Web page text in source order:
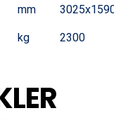
mm
kg 2300